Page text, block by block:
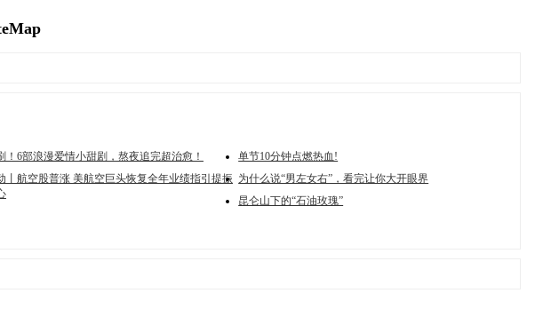
！6部浪漫爱情小甜剧，熬夜追完超治愈！
单节10分钟点燃热血!
丨航空股普涨 美航空巨头恢复全年业绩指引提振 为什么说“男左女右”，看完让你大开眼界
昆仑山下的“石油玫瑰”